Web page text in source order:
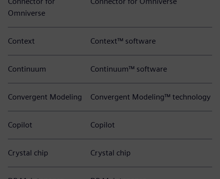
Omniverse
Context Context™ software
Continuum Continuum™ software
Convergent Modeling Convergent Modeling™ technology
Copilot Copilot
Crystal chip Crystal chip